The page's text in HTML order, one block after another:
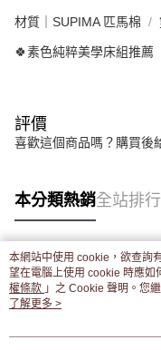
材質｜SUPIMA 匹馬棉
🍀素色純粹美學床組推薦
評價
喜歡這個商品嗎？購買後
本分類熱銷全站排行
熱門標籤
本網站中使用 cookie，欲查詢
望在電腦上使用 cookie 時應如
權條款 」之 Cookie 聲明。您
用條款之 Cookie 聲明使用
了解更多 >